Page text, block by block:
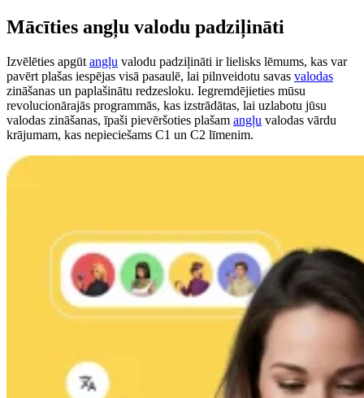
Mācīties angļu valodu padziļināti
Izvēlēties apgūt angļu valodu padziļināti ir lielisks lēmums, kas var
pavērt plašas iespējas visā pasaulē, lai pilnveidotu savas valodas
zināšanas un paplašinātu redzesloku. Iegremdējieties mūsu
revolucionārajās programmās, kas izstrādātas, lai uzlabotu jūsu
valodas zināšanas, īpaši pievēršoties plašam angļu valodas vārdu
krājumam, kas nepieciešams C1 un C2 līmenim.